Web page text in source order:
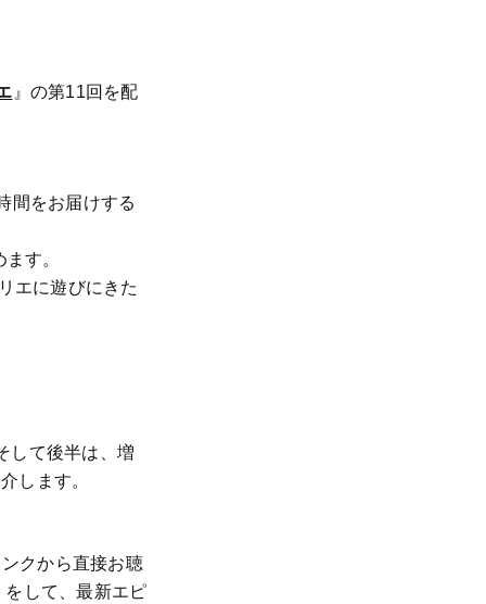
』の第11回を配
間をお届けする
す。
エに遊びにきた
して後半は、増
します。
クから直接お聴
して、最新エピ